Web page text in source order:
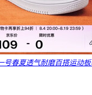
号春夏透气耐磨百搭运动